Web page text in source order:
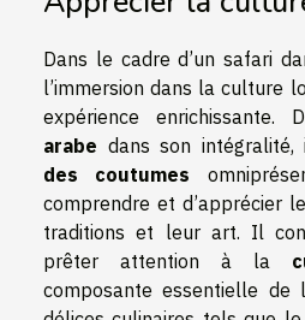
Dans le cadre d’un safari
l’immersion dans la culture
expérience enrichissante.
arabe dans son intégralité,
des coutumes
comprendre et d’apprécier
traditions et leur art. Il
prêter attention à la
composante essentielle de